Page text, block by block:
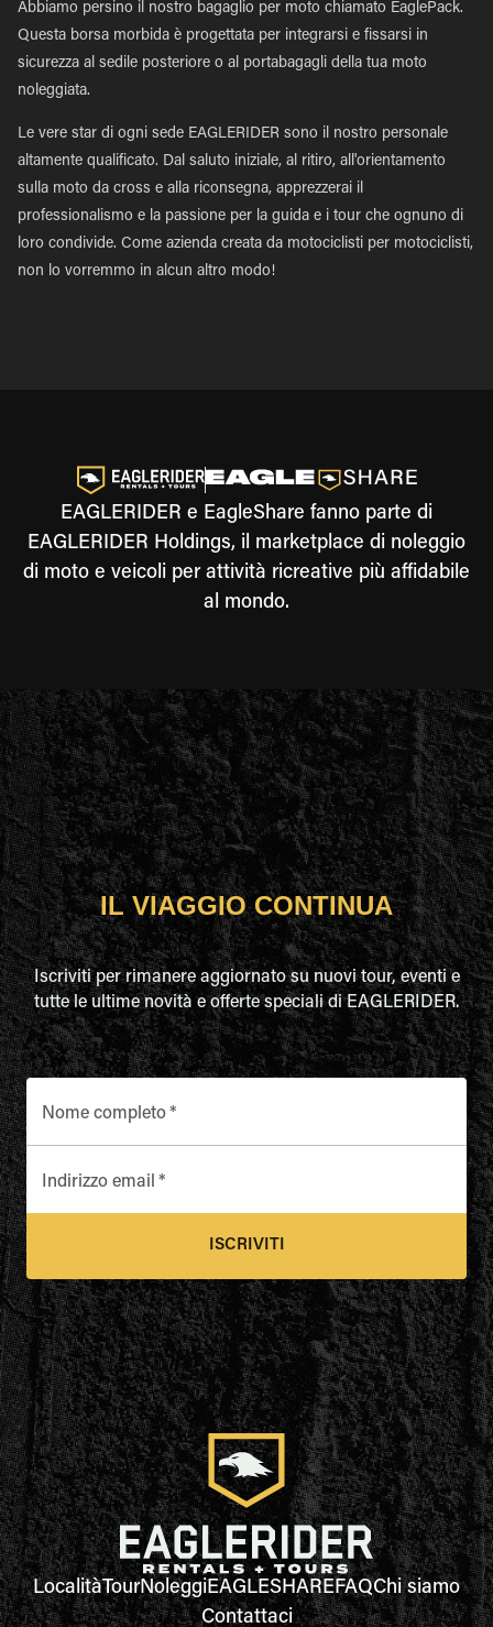
Abbiamo persino il nostro bagaglio per moto chiamato EaglePack.
Questa borsa morbida è progettata per integrarsi e fissarsi in
sicurezza al sedile posteriore o al portabagagli della tua moto
noleggiata.
Le vere star di ogni sede EAGLERIDER sono il nostro personale
altamente qualificato. Dal saluto iniziale, al ritiro, all'orientamento
sulla moto da cross e alla riconsegna, apprezzerai il
professionalismo e la passione per la guida e i tour che ognuno di
loro condivide. Come azienda creata da motociclisti per motociclisti,
non lo vorremmo in alcun altro modo!
EAGLERIDER e EagleShare fanno parte di
EAGLERIDER Holdings, il marketplace di noleggio
di moto e veicoli per attività ricreative più affidabile
al mondo.
IL VIAGGIO CONTINUA
Iscriviti per rimanere aggiornato su nuovi tour, eventi e
tutte le ultime novità e offerte speciali di EAGLERIDER.
Nome completo*
Indirizzo email *
ISCRIVITI
LocalitàTourNoleggiEAGLESHAREFAQChi siamo
Contattaci